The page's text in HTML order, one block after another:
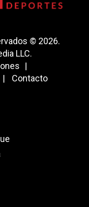
© 2026.
LLC.
Contacto